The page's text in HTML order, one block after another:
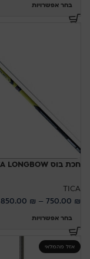
בחר אפשרויות
חכת בוס TICA LONGBOW
TICA
750.00 ₪
–
850.00 ₪
בחר אפשרויות
אזל מהמלאי